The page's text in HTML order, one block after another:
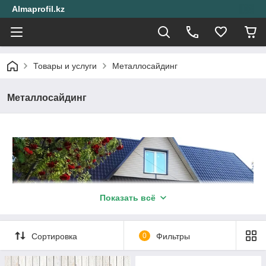
Almaprofil.kz
Товары и услуги Металлосайдинг
Металлосайдинг
Показать всё
Сортировка 0 Фильтры